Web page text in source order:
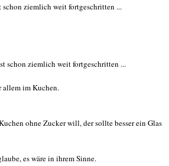
schon ziemlich weit fortgeschritten ...
schon ziemlich weit fortgeschritten ...
allem im Kuchen.
ohne Zucker will, der sollte besser ein Glas
es wäre in ihrem Sinne.